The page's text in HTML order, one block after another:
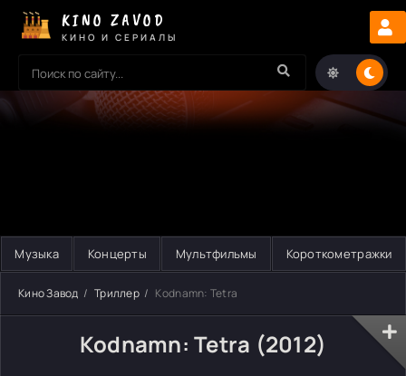
KINO ZAVOD
КИНО И СЕРИАЛЫ
Музыка Концерты Мультфильмы Короткометражки
Кино Завод Триллер Kodnamn: Tetra
Kodnamn: Tetra (2012)